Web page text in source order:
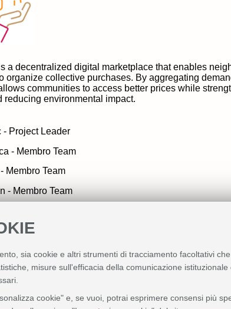
sia cookie e altri strumenti di tracciamento facoltativi
misure sull'efficacia della comunicazione
cookie" e, se vuoi, potrai esprimere consensi più
a decentralized digital marketplace that enables
organize collective purchases. By aggregating
communities to access better prices while
reducing environmental impact.
- Project Leader
- Membro Team
Membro Team
- Membro Team
direttamente ilproject leader
scrivendo a
online su Teams